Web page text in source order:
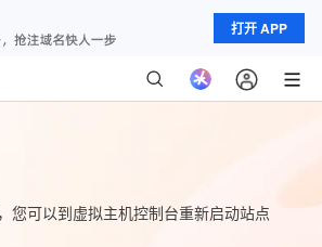
打开 APP
您可以到虚拟主机控制台重新启动站点